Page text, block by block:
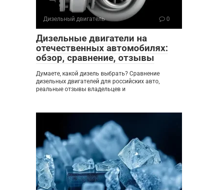
Дизельный двигатель 0
Дизельные двигатели на
отечественных автомобилях:
обзор, сравнение, отзывы
Думаете, какой дизель выбрать? Сравнение
дизельных двигателей для российских авто,
реальные отзывы владельцев и